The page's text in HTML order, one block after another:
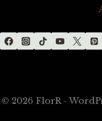
© 2026 FlorR -